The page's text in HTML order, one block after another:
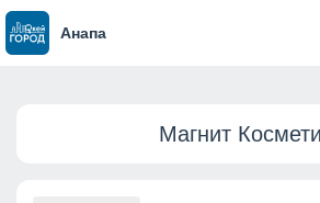
Анапа
Магнит